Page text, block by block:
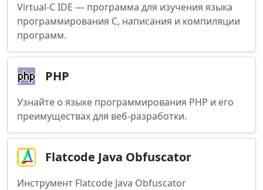
Virtual-C IDE — программа для изучения языка
программирования C, написания и компиляции
программ.
PHP
Узнайте о языке программирования PHP и его
преимуществах для веб-разработки.
Flatcode Java Obfuscator
Инструмент Flatcode Java Obfuscator